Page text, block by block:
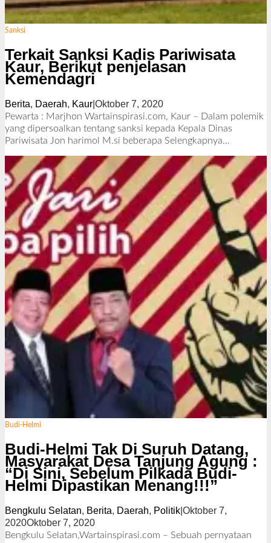
Sanksi
Terkait Sanksi Kadis Pariwisata
Kaur, Berikut penjelasan
Kemendagri
Berita, Daerah, Kaur| Oktober 7, 2020o
l
e
h
e
d
a
k
s
Pewarta : Marjhon Wartainspirasi.com, Kaur – Dalam polemik
yang dipersoalkan tentang sanksi kepada Kepala Dinas
Pariwisata Jon harimol M.si beberapa Selengkapnya…
Budi-Helmi
Budi-Helmi Tak Di Suruh Datang,
Masyarakat Desa Tanjung Agung :
“Di Sini, Sebelum Pilkada Budi-
Helmi Dipastikan Menang!!!”
Bengkulu Selatan, Berita, Daerah, Politik| Oktober 7,
2020Oktober 7, 2020o
l
Bengkulu Selatan,Wartainspirasi.com – Sebuah pernyataan